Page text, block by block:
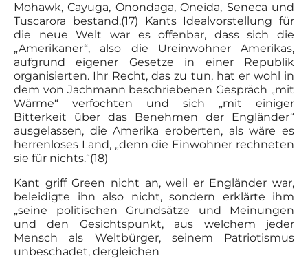
Mohawk, Cayuga, Onondaga, Oneida, Seneca und
Tuscarora bestand.(17) Kants Idealvorstellung für
die neue Welt war es offenbar, dass sich die
„Amerikaner“, also die Ureinwohner Amerikas,
aufgrund eigener Gesetze in einer Republik
organisierten. Ihr Recht, das zu tun, hat er wohl in
dem von Jachmann beschriebenen Gespräch „mit
Wärme“ verfochten und sich „mit einiger
Bitterkeit über das Benehmen der Engländer“
ausgelassen, die Amerika eroberten, als wäre es
herrenloses Land, „denn die Einwohner rechneten
sie für nichts.“(18)
Kant griff Green nicht an, weil er Engländer war,
beleidigte ihn also nicht, sondern erklärte ihm
„seine politischen Grundsätze und Meinungen
und den Gesichtspunkt, aus welchem jeder
Mensch als Weltbürger, seinem Patriotismus
unbeschadet, der­gleichen